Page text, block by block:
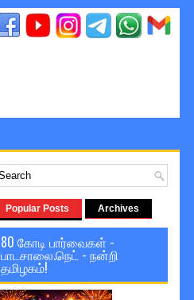
Popular Posts Archives
80 கோடி பார்வைகள் -
பாடசாலை.நெட் - நன்றி
தமிழகம்!